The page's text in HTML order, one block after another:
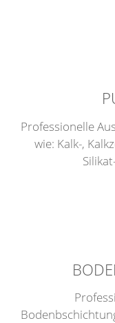
Professionelle
wie: Kalk-,